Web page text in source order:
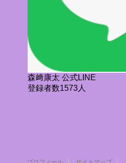
森﨑康太 公式LINE
登録者数1573人